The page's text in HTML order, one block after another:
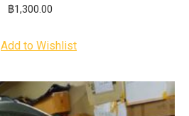
฿1,300.00
Add to Wishlist